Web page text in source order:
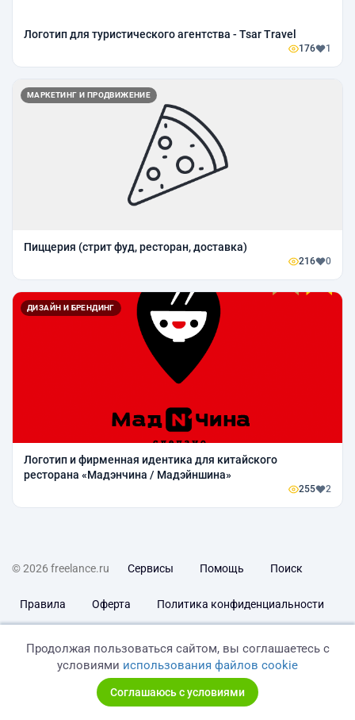
Логотип для туристического агентства - Tsar Travel
176 1
МАРКЕТИНГ И ПРОДВИЖЕНИЕ
Пиццерия (стрит фуд, ресторан, доставка)
216 0
ДИЗАЙН И БРЕНДИНГ
Логотип и фирменная идентика для китайского
ресторана «Мадэнчина / Мадэйншина»
255 2
© 2026 freelance.ru Сервисы Помощь Поиск
Правила Оферта Политика конфиденциальности
Продолжая пользоваться сайтом, вы соглашаетесь с
условиями использования файлов cookie
Соглашаюсь с условиями